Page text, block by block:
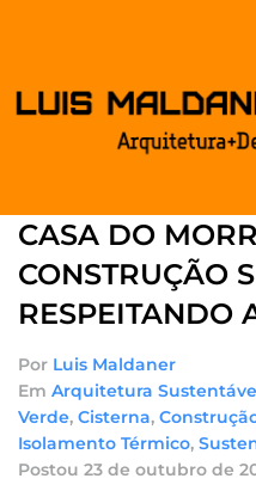
CASA DO
CONSTRUÇÃO
RESPEITANDO
Por Luis Maldaner
Em Arquitetura
Verde, Cisterna,
Isolamento Térmico,
Postou 23 de outubro de